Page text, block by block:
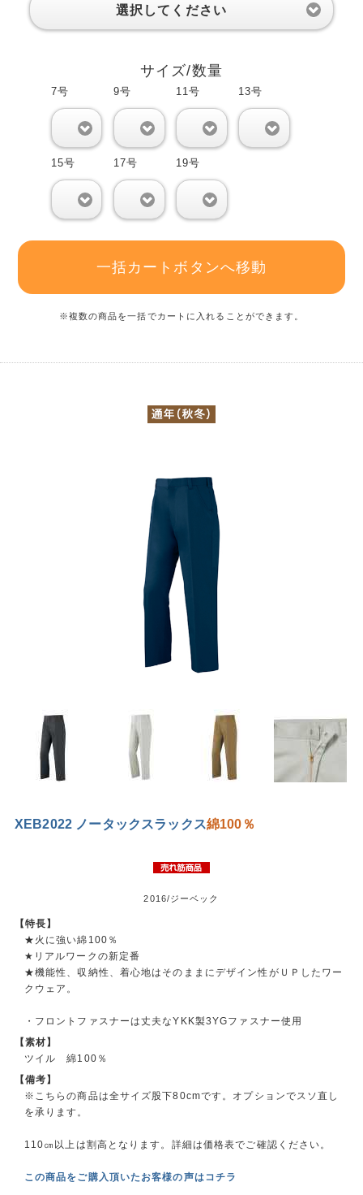
選択してください
サイズ/数量
7号 9号 11号 13号
15号 17号 19号
一括カートボタンへ移動
※複数の商品を一括でカートに入れることができます。
XEB2022 ノータックスラックス綿100％
2016/ジーベック
【特長】
★火に強い綿100％
★リアルワークの新定番
★機能性、収納性、着心地はそのままにデザイン性がＵＰしたワー
クウェア。
・フロントファスナーは丈夫なYKK製3YGファスナー使用
【素材】
ツイル 綿100％
【備考】
※こちらの商品は全サイズ股下80cmです。オプションでスソ直し
を承ります。
110㎝以上は割高となります。詳細は価格表でご確認ください。
この商品をご購入頂いたお客様の声はコチラ